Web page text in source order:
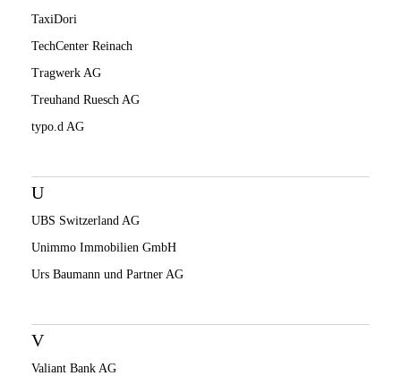
TaxiDori
TechCenter Reinach
Tragwerk AG
Treuhand Ruesch AG
typo.d AG
U
UBS Switzerland AG
Unimmo Immobilien GmbH
Urs Baumann und Partner AG
V
Valiant Bank AG